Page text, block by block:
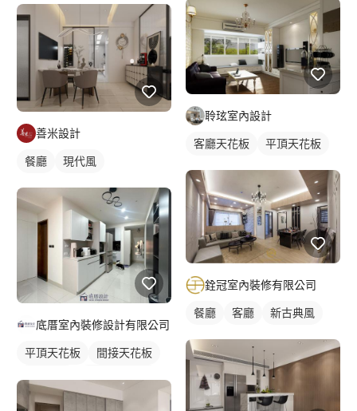
善米設計
餐廳 現代風
底厝室內裝修設計有限公司
平頂天花板
間接天花板
客廳燈光設計
聆玹室內設計
客廳天花板 平頂天花板
銓冠室內裝修有限公司
餐廳 客廳 新古典風